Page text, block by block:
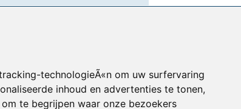
technologieÃ«n om uw surfervaring
inhoud en advertenties te tonen,
te begrijpen waar onze bezoekers